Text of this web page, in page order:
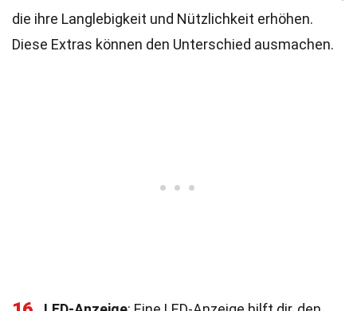
die ihre Langlebigkeit und Nützlichkeit erhöhen.
Diese Extras können den Unterschied ausmachen.